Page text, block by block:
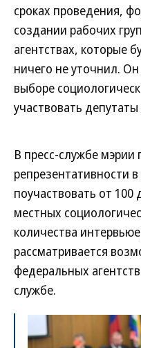
сроках проведения,
создании рабочих
агентствах, которые
ничего не уточнил.
выборе
участвовать
В пресс-службе
репрезентативности
поучаствовать от 100
местных
количества
рассматривается
федеральных
службе.